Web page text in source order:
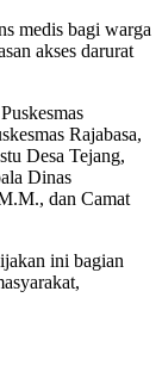
medis bagi warga
akses darurat
Rajabasa,
Desa Tejang,
Dinas
dan Camat
ini bagian